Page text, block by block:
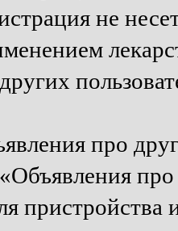
не несет
про